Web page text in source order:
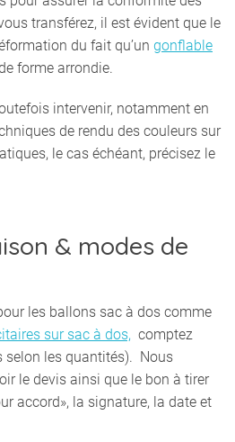
transférez, il est évident que le
du fait qu’un gonflable
forme arrondie.
intervenir, notamment en
de rendu des couleurs sur
le cas échéant, précisez le
& modes de
les ballons sac à dos comme
sur sac à dos, comptez
selon les quantités). Nous
le devis ainsi que le bon à tirer
accord», la signature, la date et